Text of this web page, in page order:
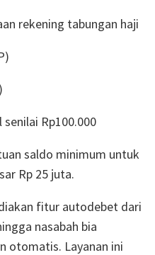
rekening tabungan haji
Rp100.000
saldo minimum untuk
Rp 25 juta.
fitur autodebet dari
nasabah bia
otomatis. Layanan ini